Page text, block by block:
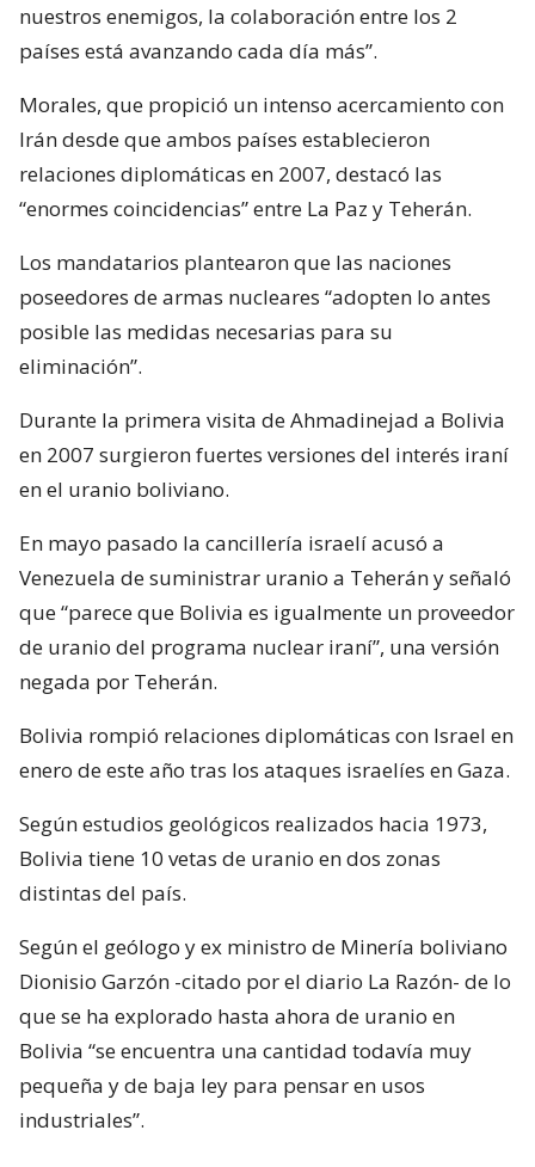
nuestros enemigos, la colaboración entre los 2
países está avanzando cada día más”.
Morales, que propició un intenso acercamiento con
Irán desde que ambos países establecieron
relaciones diplomáticas en 2007, destacó las
“enormes coincidencias” entre La Paz y Teherán.
Los mandatarios plantearon que las naciones
poseedores de armas nucleares “adopten lo antes
posible las medidas necesarias para su
eliminación”.
Durante la primera visita de Ahmadinejad a Bolivia
en 2007 surgieron fuertes versiones del interés iraní
en el uranio boliviano.
En mayo pasado la cancillería israelí acusó a
Venezuela de suministrar uranio a Teherán y señaló
que “parece que Bolivia es igualmente un proveedor
de uranio del programa nuclear iraní”, una versión
negada por Teherán.
Bolivia rompió relaciones diplomáticas con Israel en
enero de este año tras los ataques israelíes en Gaza.
Según estudios geológicos realizados hacia 1973,
Bolivia tiene 10 vetas de uranio en dos zonas
distintas del país.
Según el geólogo y ex ministro de Minería boliviano
Dionisio Garzón -citado por el diario La Razón- de lo
que se ha explorado hasta ahora de uranio en
Bolivia “se encuentra una cantidad todavía muy
pequeña y de baja ley para pensar en usos
industriales”.